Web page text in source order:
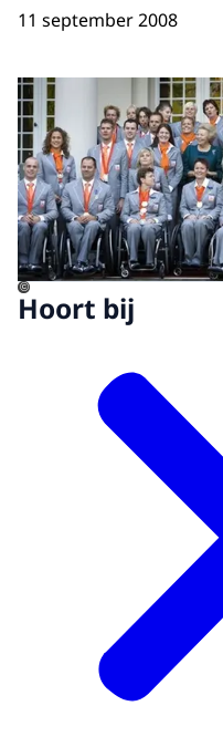
11 september 2008
©
Hoort bij